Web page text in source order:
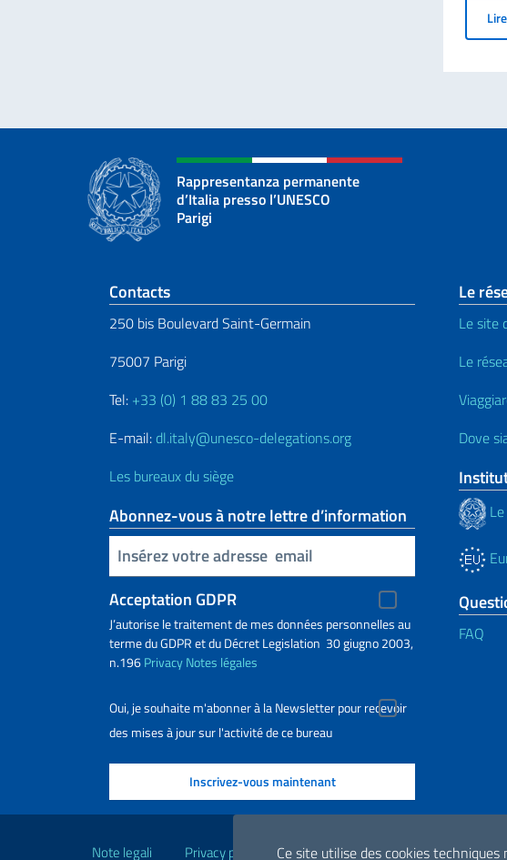
Ce site utilise des cookies
Rappresentanza permanente
d’Italia presso l’UNESCO
Parigi
Section de pied de page
Contacts
250 bis Boulevard Saint-Germain
75007 Parigi
Tel: +33 (0) 1 88 83 25 00
E-mail: dl.italy@unesco-delegations.org
Les bureaux du siège
Abonnez-vous à notre lettre d’information
Insert your email
Acceptation GDPR
J’autorise le traitement de mes données personnelles au
terme du GDPR et du Décret Legislation 30 giugno 2003,
n.196PrivacyNotes légales
Oui, je souhaite m'abonner à la Newsletter pour recevoir
des mises à jour sur l'activité de ce bureau
Le
Le site
Le
Dove
FAQ
Note legali Privacy policy Dichiarazione di Accessibilità